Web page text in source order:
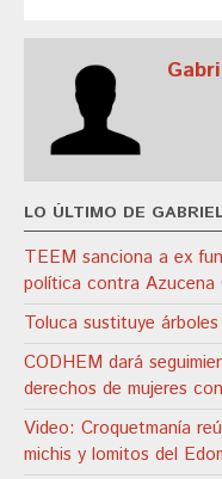
LO ÚLTIMO DE
TEEM sanciona a ex
política contra Azucena
Toluca sustituye
CODHEM dará
derechos de mujeres
Video: Croquetmanía
michis y lomitos del